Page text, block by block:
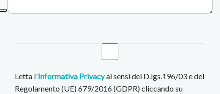
Letta l'Informativa Privacyai sensi del D.lgs.196/03 e del
Regolamento (UE) 679/2016 (GDPR) cliccando su